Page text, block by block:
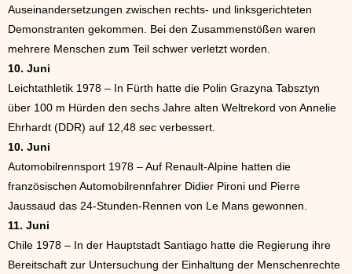
Auseinandersetzungen zwischen rechts- und linksgerichteten
Demonstranten gekommen. Bei den Zusammenstößen waren
mehrere Menschen zum Teil schwer verletzt worden.
10. Juni
Leichtathletik 1978 – In Fürth hatte die Polin Grazyna Tabsztyn
über 100 m Hürden den sechs Jahre alten Weltrekord von Annelie
Ehrhardt (DDR) auf 12,48 sec verbessert.
10. Juni
Automobilrennsport 1978 – Auf Renault-Alpine hatten die
französischen Automobilrennfahrer Didier Pironi und Pierre
Jaussaud das 24-Stunden-Rennen von Le Mans gewonnen.
11. Juni
Chile 1978 – In der Hauptstadt Santiago hatte die Regierung ihre
Bereitschaft zur Untersuchung der Einhaltung der Menschenrechte